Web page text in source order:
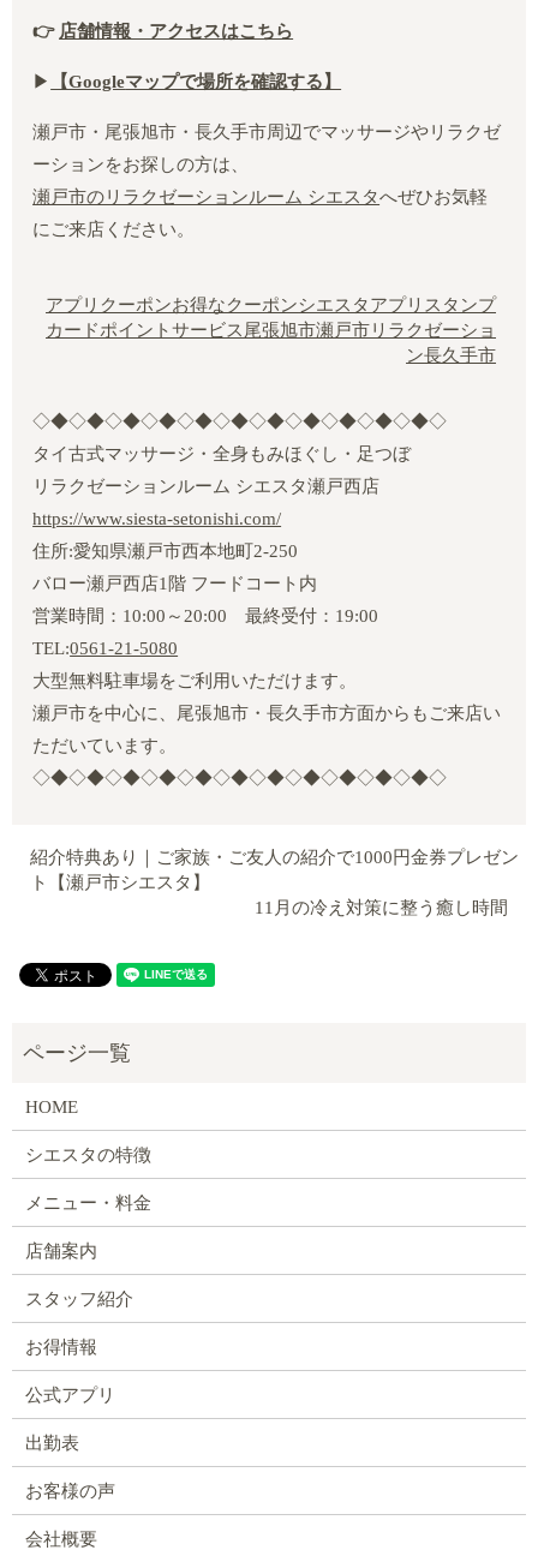
👉 店舗情報・アクセスはこちら
▶︎ 【Googleマップで場所を確認する】
瀬戸市・尾張旭市・長久手市周辺でマッサージやリラクゼ
ーションをお探しの方は、
瀬戸市のリラクゼーションルーム シエスタへぜひお気軽
にご来店ください。
アプリクーポンお得なクーポンシエスタアプリ スタンプ
カードポイントサービス 尾張旭市瀬戸市リラクゼーショ
ン長久手市
◇◆◇◆◇◆◇◆◇◆◇◆◇◆◇◆◇◆◇◆◇◆◇
タイ古式マッサージ・全身もみほぐし・足つぼ
リラクゼーションルーム シエスタ瀬戸西店
https://www.siesta-setonishi.com/
住所:愛知県瀬戸市西本地町2‐250
バロー瀬戸西店1階 フードコート内
営業時間：10:00～20:00 最終受付：19:00
TEL:0561-21-5080
大型無料駐車場をご利用いただけます。
瀬戸市を中心に、尾張旭市・長久手市方面からもご来店い
ただいています。
◇◆◇◆◇◆◇◆◇◆◇◆◇◆◇◆◇◆◇◆◇◆◇
紹介特典あり｜ご家族・ご友人の紹介で1000円金券プレゼン
ト【瀬戸市シエスタ】
11月の冷え対策に整う癒し時間
HOME
シエスタの特徴
メニュー・料金
店舗案内
スタッフ紹介
お得情報
公式アプリ
出勤表
お客様の声
会社概要